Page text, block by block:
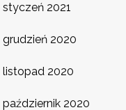
styczeń 2021
grudzień 2020
listopad 2020
październik 2020